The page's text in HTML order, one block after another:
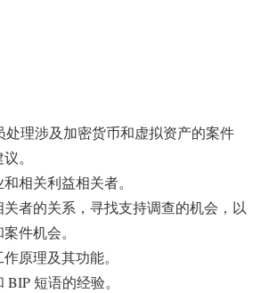
处理涉及加密货币和虚拟资产的案件
。
相关利益相关者。
者的关系，寻找支持调查的机会，以
件机会。
原理及其功能。
短语的经验。